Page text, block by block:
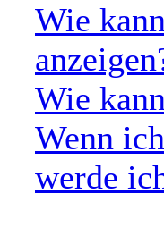
Wie
Wie
Wenn
werde